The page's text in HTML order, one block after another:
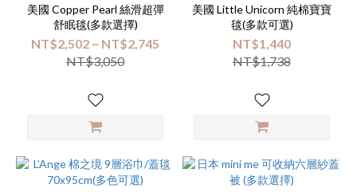
美國 Copper Pearl 絲滑超彈
舒眠毯(多款選擇)
NT$2,502 ~ NT$2,745
NT$3,050
美國 Little Unicorn 純棉寶寶
毯(多款可選)
NT$1,440
NT$1,738